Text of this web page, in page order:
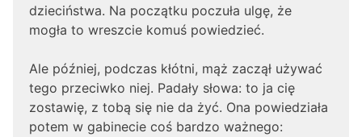
dzieciństwa. Na początku poczuła ulgę, że
mogła to wreszcie komuś powiedzieć.
Ale później, podczas kłótni, mąż zaczął używać
tego przeciwko niej. Padały słowa: to ja cię
zostawię, z tobą się nie da żyć. Ona powiedziała
potem w gabinecie coś bardzo ważnego: